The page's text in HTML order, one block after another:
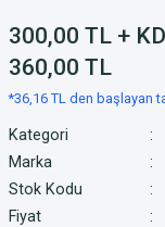
300,00 TL +
360,00 TL
*36,16 TL den başlayan
Kategori
Marka
Stok Kodu
Fiyat